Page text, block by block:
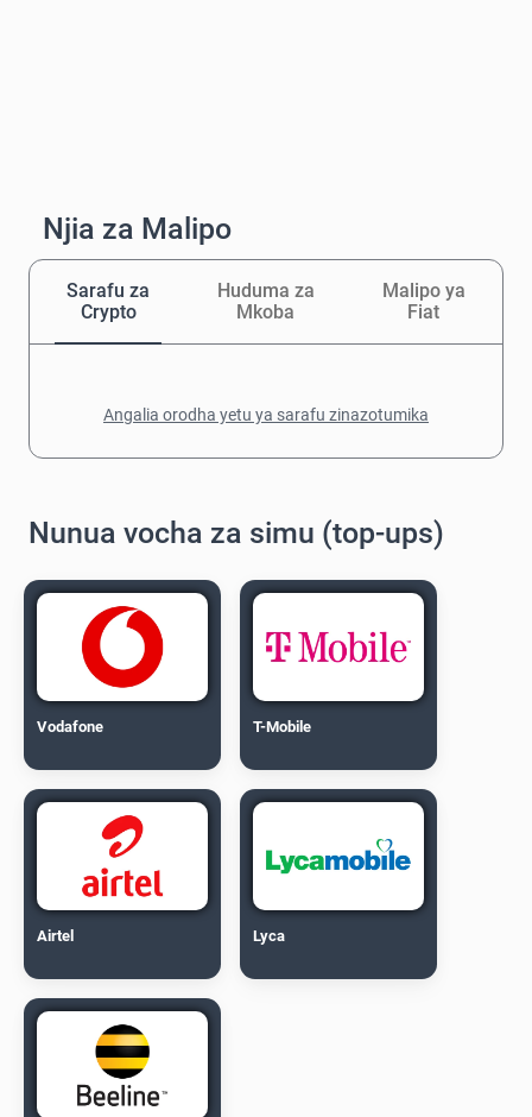
Njia za Malipo
Sarafu za
Crypto
Huduma za
Mkoba
Malipo ya
Fiat
Angalia orodha yetu ya sarafu zinazotumika
Nunua vocha za simu (top-ups)
Vodafone T-Mobile
Airtel Lyca